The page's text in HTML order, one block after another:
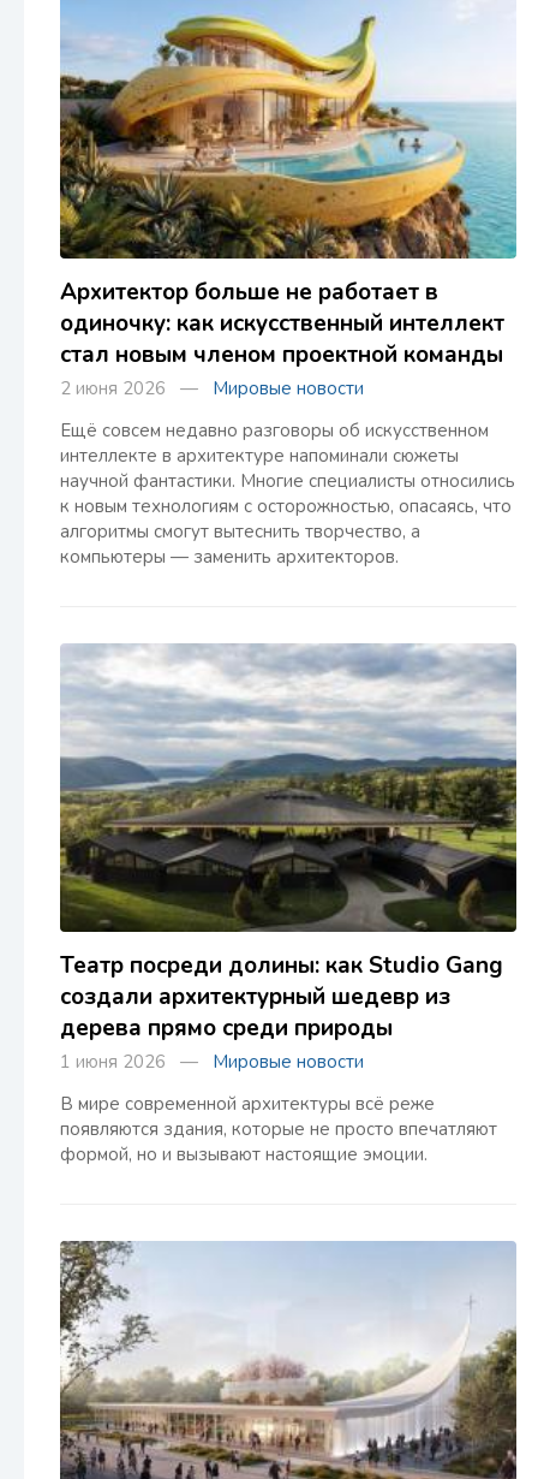
Архитектор больше не работает в
одиночку: как искусственный интеллект
стал новым членом проектной команды
2 июня 2026 — Мировые новости
Ещё совсем недавно разговоры об искусственном
интеллекте в архитектуре напоминали сюжеты
научной фантастики. Многие специалисты относились
к новым технологиям с осторожностью, опасаясь, что
алгоритмы смогут вытеснить творчество, а
компьютеры — заменить архитекторов.
Театр посреди долины: как Studio Gang
создали архитектурный шедевр из
дерева прямо среди природы
1 июня 2026 — Мировые новости
В мире современной архитектуры всё реже
появляются здания, которые не просто впечатляют
формой, но и вызывают настоящие эмоции.